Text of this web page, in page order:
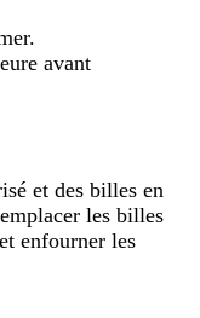
avant
et des billes en
les billes
enfourner les